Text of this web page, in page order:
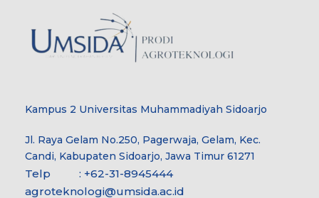
Kampus 2 Universitas Muhammadiyah Sidoarjo
Jl. Raya Gelam No.250, Pagerwaja, Gelam, Kec.
Candi, Kabupaten Sidoarjo, Jawa Timur 61271
Telp : +62-31-8945444
agroteknologi@umsida.ac.id